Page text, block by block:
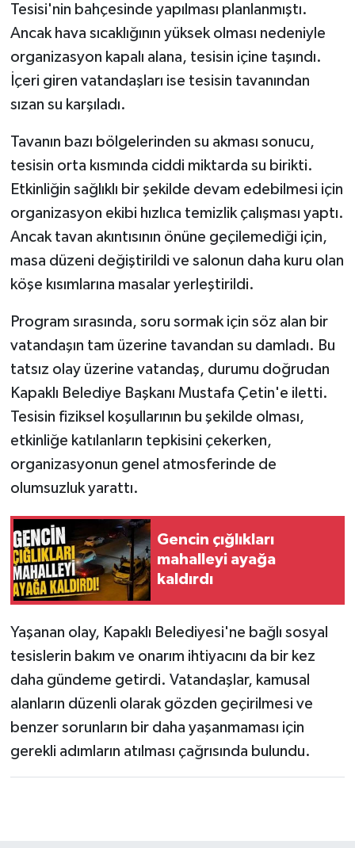
Tesisi'nin bahçesinde yapılması planlanmıştı.
Ancak hava sıcaklığının yüksek olması nedeniyle
organizasyon kapalı alana, tesisin içine taşındı.
İçeri giren vatandaşları ise tesisin tavanından
sızan su karşıladı.
Tavanın bazı bölgelerinden su akması sonucu,
tesisin orta kısmında ciddi miktarda su birikti.
Etkinliğin sağlıklı bir şekilde devam edebilmesi için
organizasyon ekibi hızlıca temizlik çalışması yaptı.
Ancak tavan akıntısının önüne geçilemediği için,
masa düzeni değiştirildi ve salonun daha kuru olan
köşe kısımlarına masalar yerleştirildi.
Program sırasında, soru sormak için söz alan bir
vatandaşın tam üzerine tavandan su damladı. Bu
tatsız olay üzerine vatandaş, durumu doğrudan
Kapaklı Belediye Başkanı Mustafa Çetin'e iletti.
Tesisin fiziksel koşullarının bu şekilde olması,
etkinliğe katılanların tepkisini çekerken,
organizasyonun genel atmosferinde de
olumsuzluk yarattı.
Gencin çığlıkları
mahalleyi ayağa
kaldırdı
Yaşanan olay, Kapaklı Belediyesi'ne bağlı sosyal
tesislerin bakım ve onarım ihtiyacını da bir kez
daha gündeme getirdi. Vatandaşlar, kamusal
alanların düzenli olarak gözden geçirilmesi ve
benzer sorunların bir daha yaşanmaması için
gerekli adımların atılması çağrısında bulundu.